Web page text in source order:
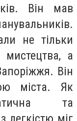
Він мав
не тільки
мистецтва, а
Він
міста. Як
та